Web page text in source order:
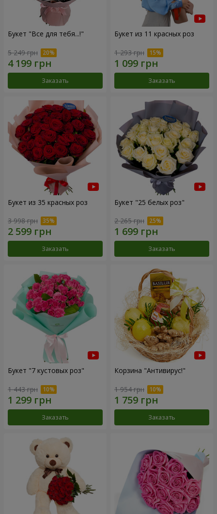
Букет "Все для тебя...!"
5 249 грн
Заказать
Букет из 11 красных роз
1 293 грн
Заказать
Букет из 35 красных роз
3 998 грн
Заказать
Букет "25 белых роз"
2 265 грн
Заказать
Букет "7 кустовых роз"
1 443 грн
Заказать
Корзина "Антивирус!"
1 954 грн
Заказать